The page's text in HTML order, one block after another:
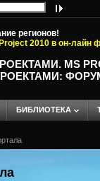
регионов!
2010 в он-лайн
MS
БИБЛИОТЕКА